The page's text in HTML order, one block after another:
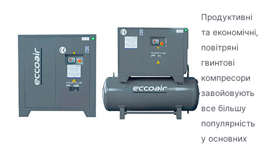
Продуктивні
та економічні,
повітряні
гвинтові
компресори
завойовують
все більшу
популярність
у основних